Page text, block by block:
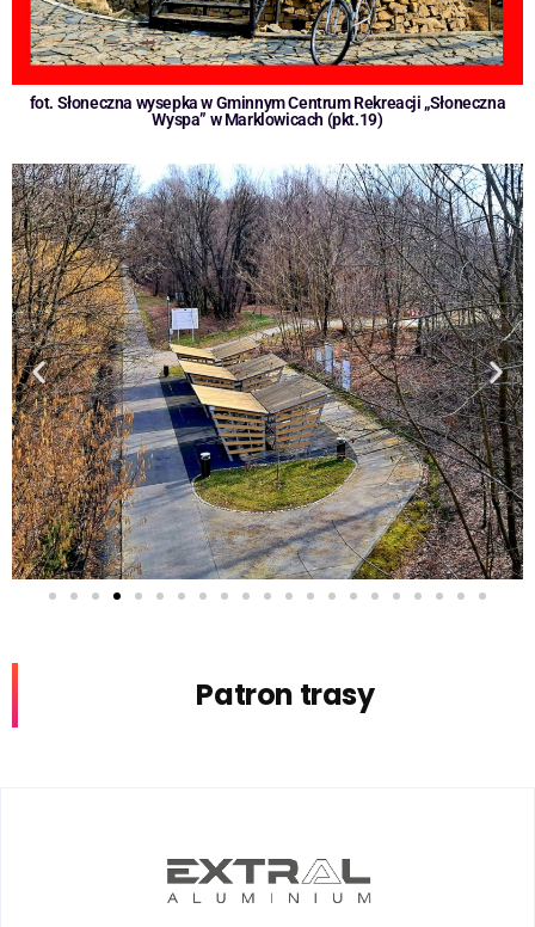
fot. Słoneczna wysepka w Gminnym Centrum Rekreacji „Słoneczna
Wyspa” w Marklowicach (pkt.19)
Patron trasy